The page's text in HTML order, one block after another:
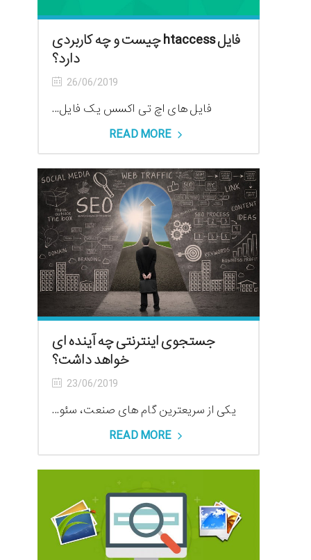
فایل htaccess چیست و چه کاربردی
دارد؟
26/06/2019
فایل های اچ تی اکسس یک فایل...
READ MORE
جستجوی اینترنتی چه آینده ای
خواهد داشت؟
23/06/2019
یکی از سریعترین گام های صنعت، سئو...
READ MORE